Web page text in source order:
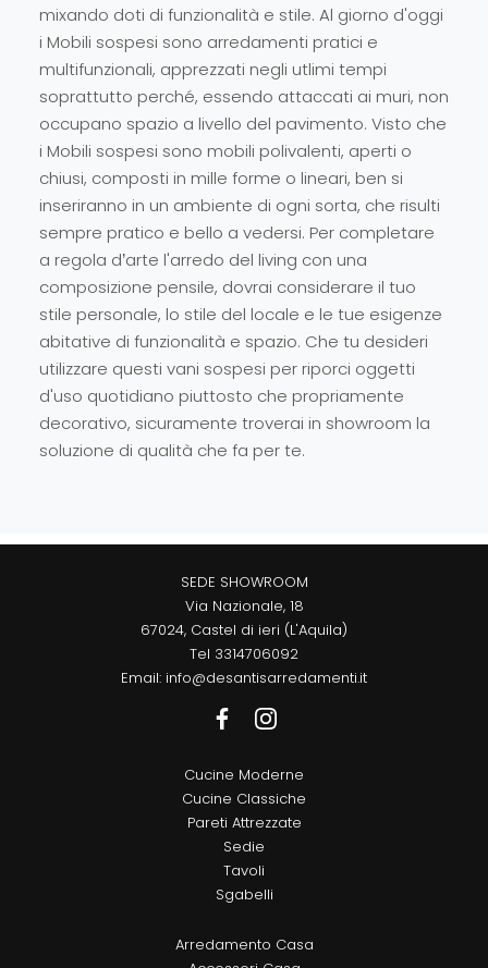
mixando doti di funzionalità e stile. Al giorno d'oggi
i Mobili sospesi sono arredamenti pratici e
multifunzionali, apprezzati negli utlimi tempi
soprattutto perché, essendo attaccati ai muri, non
occupano spazio a livello del pavimento. Visto che
i Mobili sospesi sono mobili polivalenti, aperti o
chiusi, composti in mille forme o lineari, ben si
inseriranno in un ambiente di ogni sorta, che risulti
sempre pratico e bello a vedersi. Per completare
a regola d’arte l'arredo del living con una
composizione pensile, dovrai considerare il tuo
stile personale, lo stile del locale e le tue esigenze
abitative di funzionalità e spazio. Che tu desideri
utilizzare questi vani sospesi per riporci oggetti
d'uso quotidiano piuttosto che propriamente
decorativo, sicuramente troverai in showroom la
soluzione di qualità che fa per te.
SEDE SHOWROOM
Via Nazionale, 18
67024, Castel di ieri (L'Aquila)
Tel 3314706092
Email: info@desantisarredamenti.it
Cucine Moderne
Cucine Classiche
Pareti Attrezzate
Sedie
Tavoli
Sgabelli
Arredamento Casa